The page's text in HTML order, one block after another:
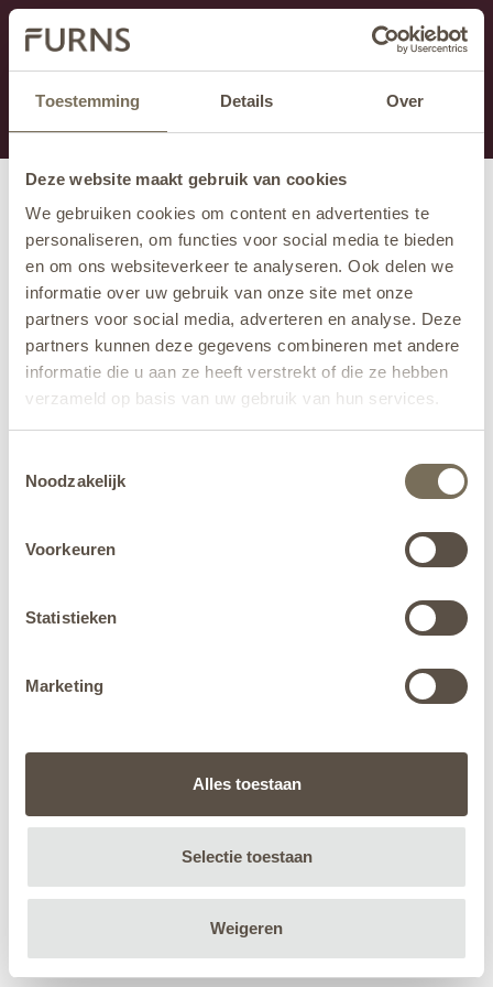
Toestemming Details Over
Deze website maakt gebruik van cookies
We gebruiken cookies om content en advertenties te
personaliseren, om functies voor social media te bieden
en om ons websiteverkeer te analyseren. Ook delen we
informatie over uw gebruik van onze site met onze
partners voor social media, adverteren en analyse. Deze
partners kunnen deze gegevens combineren met andere
informatie die u aan ze heeft verstrekt of die ze hebben
verzameld op basis van uw gebruik van hun services.
jehier.
Noodzakelijk
Voorkeuren
Statistieken
Marketing
Alles toestaan
Selectie toestaan
Weigeren
Dieser Abschnitt wird derzeit gewartet.
Wenn Sie Informationen vermissen, können Sie uns
unter +31 413 395 294 anrufen oder uns unter